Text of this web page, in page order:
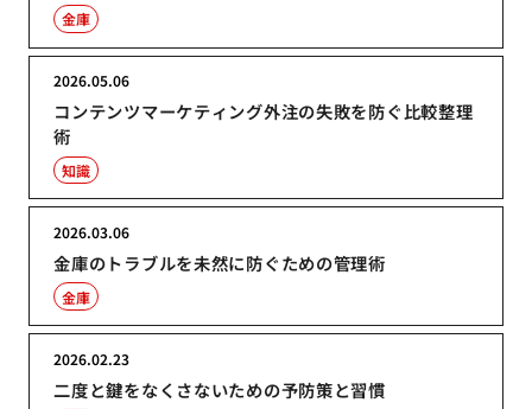
金庫
コンテンツマーケティング外注の失敗を防ぐ比較整理
術
2026.05.06
知識
金庫のトラブルを未然に防ぐための管理術
2026.03.06
金庫
二度と鍵をなくさないための予防策と習慣
2026.02.23